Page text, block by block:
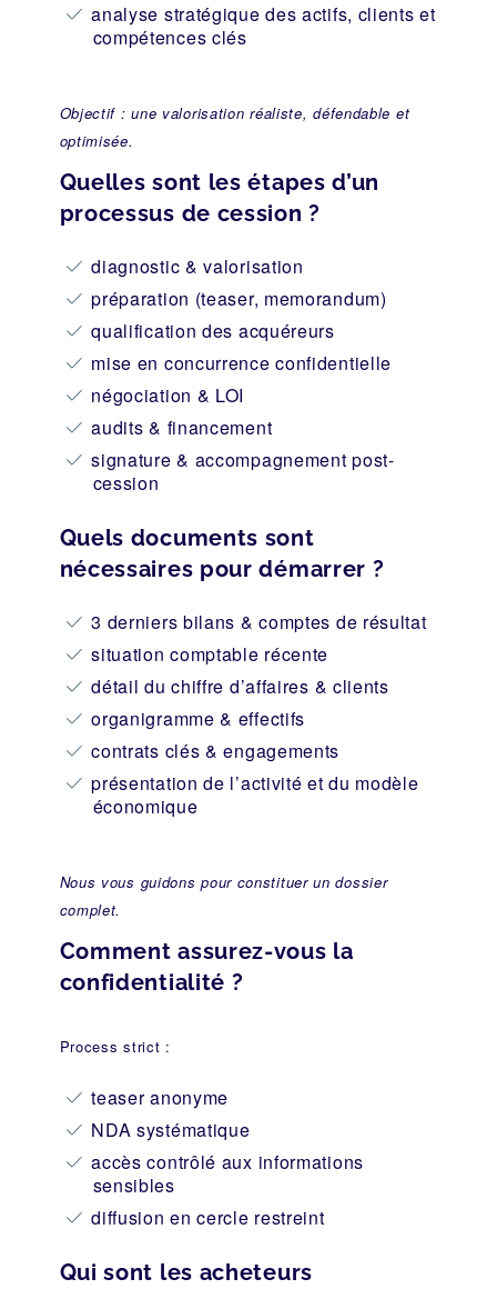
analyse stratégique des actifs, clients et
compétences clés
Objectif : une valorisation réaliste, défendable et
optimisée.
Quelles sont les étapes d’un
processus de cession ?
diagnostic & valorisation
préparation (teaser, memorandum)
qualification des acquéreurs
mise en concurrence confidentielle
négociation & LOI
audits & financement
signature & accompagnement post-
cession
Quels documents sont
nécessaires pour démarrer ?
3 derniers bilans & comptes de résultat
situation comptable récente
détail du chiffre d’affaires & clients
organigramme & effectifs
contrats clés & engagements
présentation de l’activité et du modèle
économique
Nous vous guidons pour constituer un dossier
complet.
Comment assurez-vous la
confidentialité ?
Process strict :
teaser anonyme
NDA systématique
accès contrôlé aux informations
sensibles
diffusion en cercle restreint
Qui sont les acheteurs